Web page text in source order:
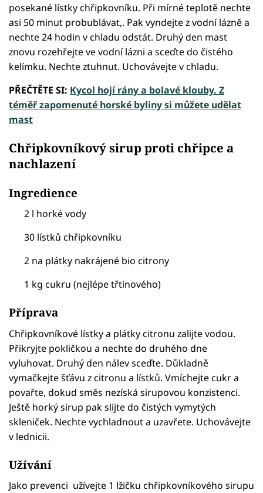
posekané lístky chřipkovníku. Při mírné teplotě nechte
asi 50 minut probublávat,. Pak vyndejte z vodní lázně a
nechte 24 hodin v chladu odstát. Druhý den mast
znovu rozehřejte ve vodní lázni a sceďte do čistého
kelímku. Nechte ztuhnut. Uchovávejte v chladu.
PŘEČTĚTE SI: Kycol hojí rány a bolavé klouby. Z
téměř zapomenuté horské byliny si můžete udělat
mast
Chřipkovníkový sirup proti chřipce a
nachlazení
Ingredience
2 l horké vody
30 lístků chřipkovníku
2 na plátky nakrájené bio citrony
1 kg cukru (nejlépe třtinového)
Příprava
Chřipkovníkové lístky a plátky citronu zalijte vodou.
Přikryjte pokličkou a nechte do druhého dne
vyluhovat. Druhý den nálev sceďte. Důkladně
vymačkejte šťávu z citronu a lístků. Vmíchejte cukr a
povařte, dokud směs nezíská sirupovou konzistenci.
Ještě horký sirup pak slijte do čistých vymytých
skleniček. Nechte vychladnout a uzavřete. Uchovávejte
v lednicii.
Užívání
Jako prevenci užívejte 1 lžičku chřipkovníkového sirupu